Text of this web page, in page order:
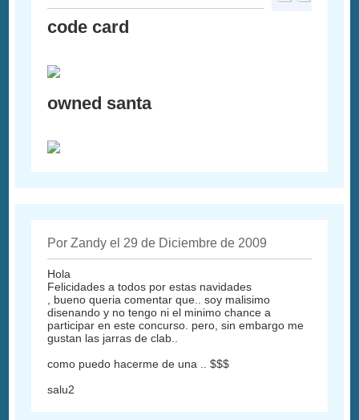
code card
owned santa
Por Zandy el 29 de Diciembre de 2009
Hola
Felicidades a todos por estas navidades
, bueno queria comentar que.. soy malisimo
disenando y no tengo ni el minimo chance a
participar en este concurso. pero, sin embargo me
gustan las jarras de clab..
como puedo hacerme de una .. $$$
salu2